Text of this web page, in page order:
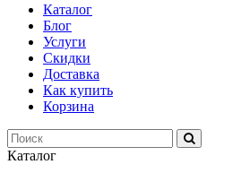
Каталог
Блог
Услуги
Скидки
Доставка
Как купить
Корзина
Каталог